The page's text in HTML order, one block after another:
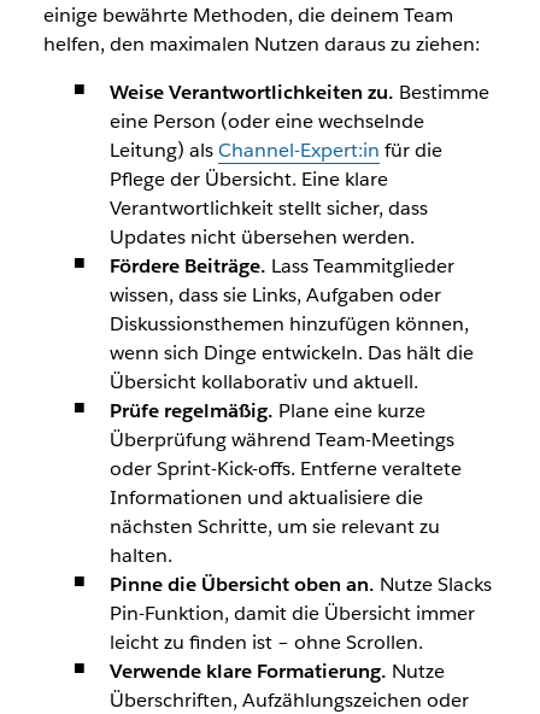
einige bewährte Methoden, die deinem Team
helfen, den maximalen Nutzen daraus zu ziehen:
Weise Verantwortlichkeiten zu. Bestimme
eine Person (oder eine wechselnde
Leitung) alsChannel-Expert:in für die
Pflege der Übersicht. Eine klare
Verantwortlichkeit stellt sicher, dass
Updates nicht übersehen werden.
Fördere Beiträge. Lass Teammitglieder
wissen, dass sie Links, Aufgaben oder
Diskussionsthemen hinzufügen können,
wenn sich Dinge entwickeln. Das hält die
Übersicht kollaborativ und aktuell.
Prüfe regelmäßig. Plane eine kurze
Überprüfung während Team-Meetings
oder Sprint-Kick-offs. Entferne veraltete
Informationen und aktualisiere die
nächsten Schritte, um sie relevant zu
halten.
Pinne die Übersicht oben an. Nutze Slacks
Pin-Funktion, damit die Übersicht immer
leicht zu finden ist – ohne Scrollen.
Verwende klare Formatierung. Nutze
Überschriften, Aufzählungszeichen oder